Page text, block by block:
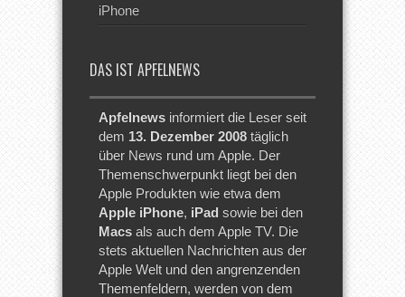
iPhone
DAS IST APFELNEWS
Apfelnews informiert die Leser seit
dem 13. Dezember 2008 täglich
über News rund um Apple. Der
Themenschwerpunkt liegt bei den
Apple Produkten wie etwa dem
Apple iPhone, iPad sowie bei den
Macs als auch dem Apple TV. Die
stets aktuellen Nachrichten aus der
Apple Welt und den angrenzenden
Themenfeldern, werden von dem